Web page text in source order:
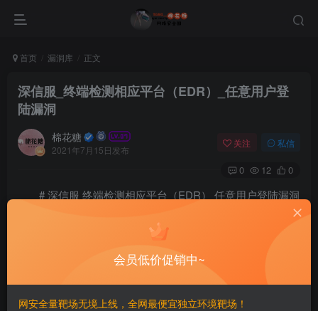
首页 漏洞库 正文
深信服_终端检测相应平台（EDR）_任意用户登
陆漏洞
棉花糖
2021年7月15日发布
关注 私信
0 12 0
# 深信服 终端检测相应平台（EDR） 任意用户登陆漏洞
————
会员低价促销中~
网安全量靶场无境上线，全网最便宜独立环境靶场！